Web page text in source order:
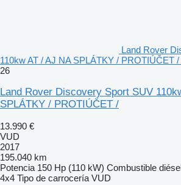
Land Rover
110kw AT / AJ NA SPLÁTKY / PROTIÚČET
26
Land Rover Discovery Sport SUV
SPLÁTKY / PROTIÚČET /
13.990 €
VUD
2017
195.040 km
Potencia 150 Hp (110 kW) Combustible
4x4 Tipo de carrocería VUD